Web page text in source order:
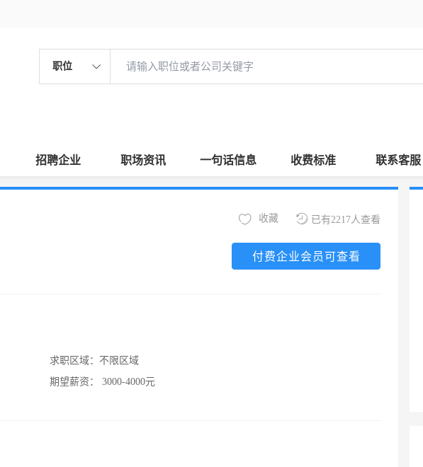
职位
招聘企业 职场资讯 一句话信息 收费标准 联系客服
已有2217人查看
收藏
付费企业会员可查看
求职区域： 不限区域
期望薪资：
3000-4000元